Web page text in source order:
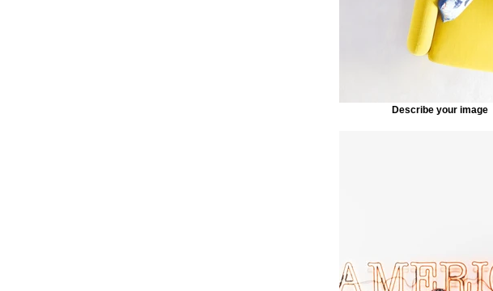
Describe your image